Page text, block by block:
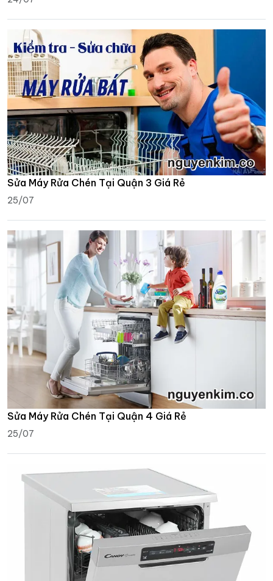
Sửa Máy Rửa Chén Tại Quận 3 Giá Rẻ
25/07
Sửa Máy Rửa Chén Tại Quận 4 Giá Rẻ
25/07